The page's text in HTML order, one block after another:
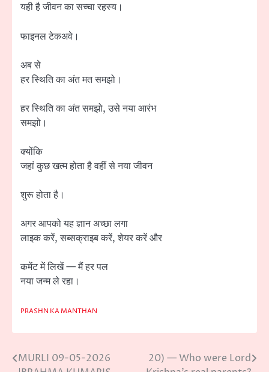
यही है जीवन का सच्चा रहस्य।
फाइनल टेकअवे।
अब से
हर स्थिति का अंत मत समझो।
हर स्थिति का अंत समझो, उसे नया आरंभ
समझो।
क्योंकि
जहां कुछ खत्म होता है वहीं से नया जीवन
शुरू होता है।
अगर आपको यह ज्ञान अच्छा लगा
लाइक करें, सब्सक्राइब करें, शेयर करें और
कमेंट में लिखें — मैं हर पल
नया जन्म ले रहा।
PRASHN KA MANTHAN
Post
MURLI 09-05-2026
20) — Who were Lord